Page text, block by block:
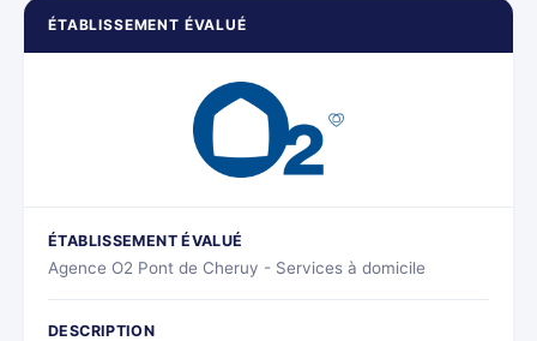
ÉTABLISSEMENT ÉVALUÉ
ÉTABLISSEMENT ÉVALUÉ
Agence O2 Pont de Cheruy - Services à domicile
DESCRIPTION